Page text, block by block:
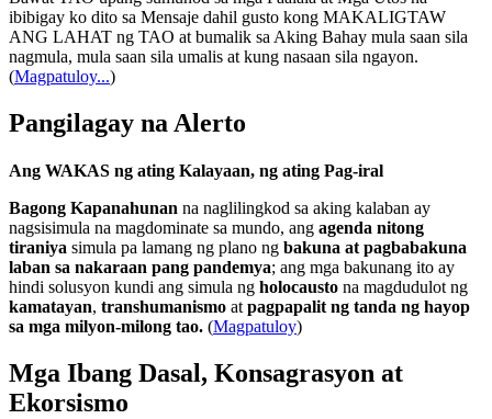
ibibigay ko dito sa Mensaje dahil gusto kong MAKALIGTAW
ANG LAHAT ng TAO at bumalik sa Aking Bahay mula saan sila
nagmula, mula saan sila umalis at kung nasaan sila ngayon.
(Magpatuloy...)
Pangilagay na Alerto
Ang WAKAS ng ating Kalayaan, ng ating Pag-iral
Bagong Kapanahunan na naglilingkod sa aking kalaban ay
nagsisimula na magdominate sa mundo, ang agenda nitong
tiraniya simula pa lamang ng plano ng bakuna at pagbabakuna
laban sa nakaraan pang pandemya; ang mga bakunang ito ay
hindi solusyon kundi ang simula ng holocausto na magdudulot ng
kamatayan, transhumanismo at pagpapalit ng tanda ng hayop
sa mga milyon-milong tao. (Magpatuloy)
Mga Ibang Dasal, Konsagrasyon at
Ekorsismo